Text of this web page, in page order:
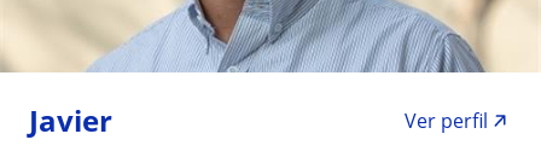
Javier
Ver perfil